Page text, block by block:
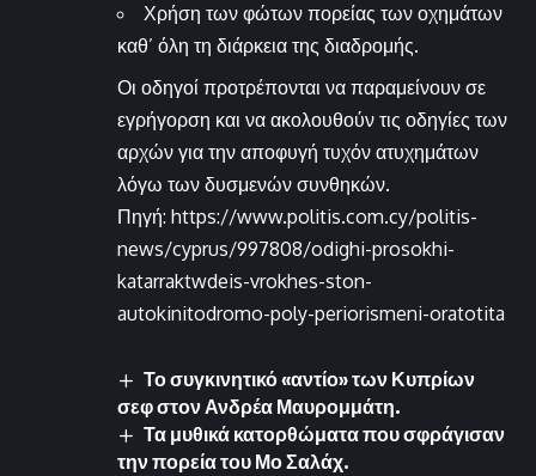
Χρήση των φώτων πορείας των οχημάτων
καθ’ όλη τη διάρκεια της διαδρομής.
Οι οδηγοί προτρέπονται να παραμείνουν σε
εγρήγορση και να ακολουθούν τις οδηγίες των
αρχών για την αποφυγή τυχόν ατυχημάτων
λόγω των δυσμενών συνθηκών.
Πηγή: https://www.politis.com.cy/politis-
news/cyprus/997808/odighi-prosokhi-
katarraktwdeis-vrokhes-ston-
autokinitodromo-poly-periorismeni-oratotita
Το συγκινητικό «αντίο» των Κυπρίων
σεφ στον Ανδρέα Μαυρομμάτη.
Τα μυθικά κατορθώματα που σφράγισαν
την πορεία του Μο Σαλάχ.